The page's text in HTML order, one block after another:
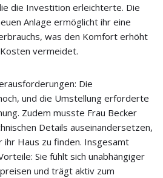
die Investition erleichterte. Die
Anlage ermöglicht ihr eine
was den Komfort erhöht
vermeidet.
Die
und die Umstellung erforderte
Zudem musste Frau Becker
Details auseinandersetzen,
Haus zu finden. Insgesamt
Sie fühlt sich unabhängiger
und trägt aktiv zum